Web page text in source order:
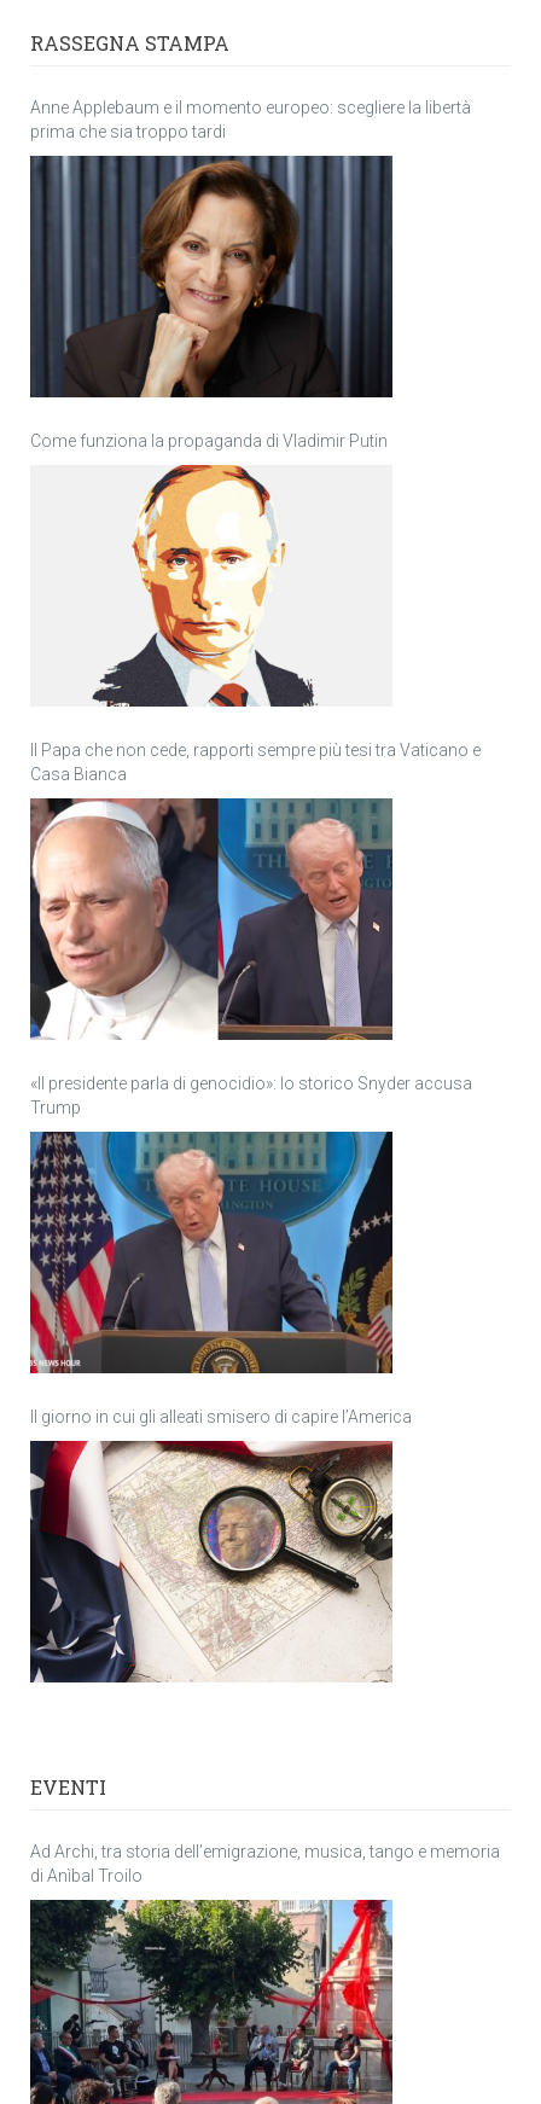
RASSEGNA STAMPA
Anne Applebaum e il momento europeo: scegliere la libertà
prima che sia troppo tardi
Come funziona la propaganda di Vladimir Putin
Il Papa che non cede, rapporti sempre più tesi tra Vaticano e
Casa Bianca
«Il presidente parla di genocidio»: lo storico Snyder accusa
Trump
Il giorno in cui gli alleati smisero di capire l’America
EVENTI
Ad Archi, tra storia dell’emigrazione, musica, tango e memoria
di Anìbal Troilo